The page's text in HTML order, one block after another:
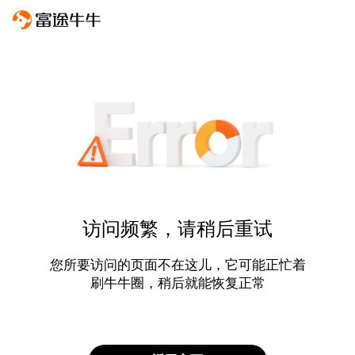
访问频繁，请稍后重试
您所要访问的页面不在这儿，它可能正忙着
刷牛牛圈，稍后就能恢复正常